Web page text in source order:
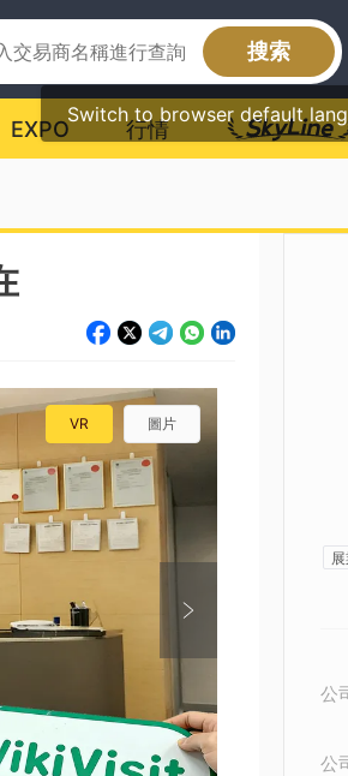
搜索
Switch to browser default
EXPO 行情
VR 圖片
公
公